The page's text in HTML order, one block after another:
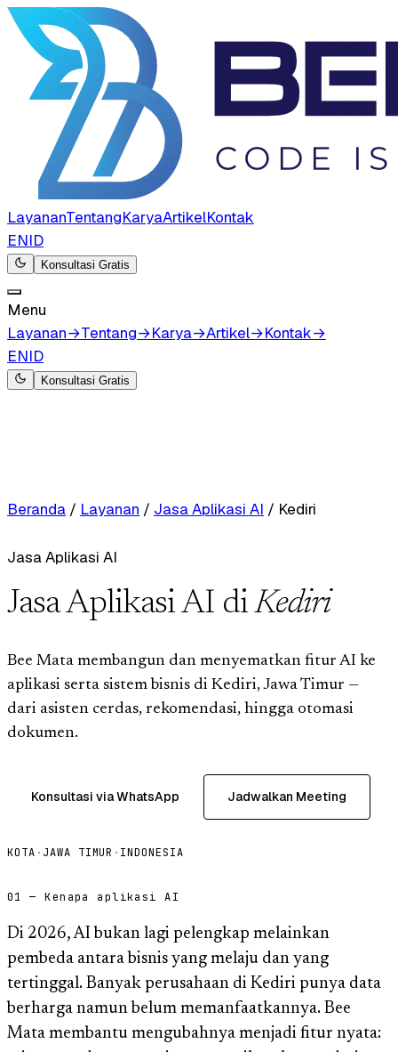
LayananTentangKaryaArtikelKontak
ENID
Konsultasi Gratis
Menu
Layanan→Tentang→Karya→Artikel→Kontak→
ENID
Konsultasi Gratis
Beranda / Layanan / Jasa Aplikasi AI / Kediri
Jasa Aplikasi AI
Jasa Aplikasi AI diKediri
Bee Mata membangun dan menyematkan fitur AI ke
aplikasi serta sistem bisnis di Kediri, Jawa Timur —
dari asisten cerdas, rekomendasi, hingga otomasi
dokumen.
Konsultasi via WhatsApp Jadwalkan Meeting
KOTA · JAWA TIMUR · INDONESIA
01 — Kenapa aplikasi AI
Di 2026, AI bukan lagi pelengkap melainkan
pembeda antara bisnis yang melaju dan yang
tertinggal. Banyak perusahaan di Kediri punya data
berharga namun belum memanfaatkannya. Bee
Mata membantu mengubahnya menjadi fitur nyata: